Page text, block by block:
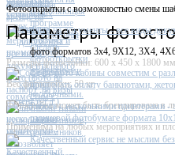
Параметры
Размеры фотостойки: 600 х 450 х 1800 мм
Вес фотостойки: 50 кг
Фотостойка может быть брендирована в
Применима на любых мероприятиях и
Фотооткрытки с возможностью смены
Фото на документы - все виды
фото форматов 3х4, 9X12, 3X4,
Софт фото кабины совместим с
принимать оплату банкнотами,
Работа с несколькими принтерами
глянцевой фотобумаге формата
Качественный сервис не мыслим